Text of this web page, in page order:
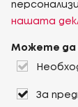
нашата
Можете да
За